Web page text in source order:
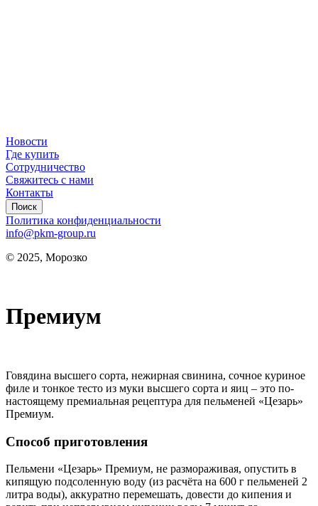
Новости
Где купить
Сотрудничество
Свяжитесь с нами
Контакты
Поиск
Политика конфиденциальности
info@pkm-group.ru
© 2025, Морозко
Премиум
Говядина высшего сорта, нежирная свинина, сочное куриное
филе и тонкое тесто из муки высшего сорта и яиц – это по-
настоящему премиальная рецептура для пельменей «Цезарь»
Премиум.
Способ приготовления
Пельмени «Цезарь» Премиум, не размораживая, опустить в
кипящую подсоленную воду (из расчёта на 600 г пельменей 2
литра воды), аккуратно перемешать, довести до кипения и